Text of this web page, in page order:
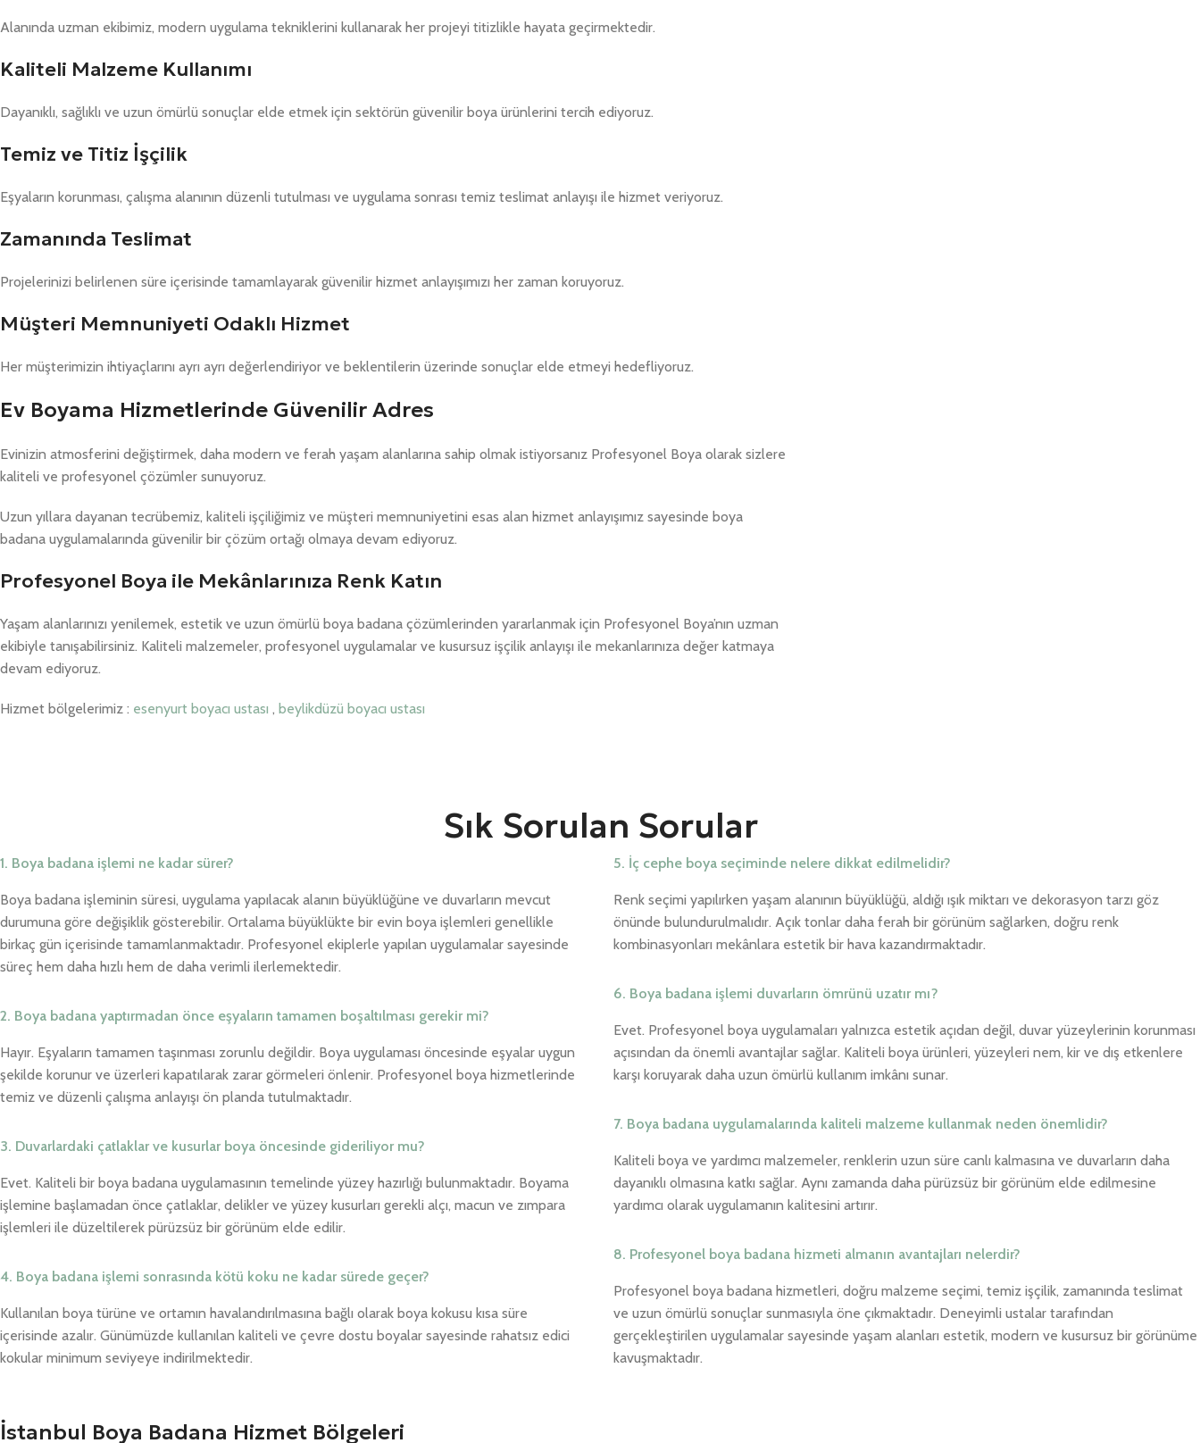
Alanında uzman ekibimiz, modern uygulama tekniklerini kullanarak her projeyi titizlikle hayata geçirmektedir.
Kaliteli Malzeme Kullanımı
Dayanıklı, sağlıklı ve uzun ömürlü sonuçlar elde etmek için sektörün güvenilir boya ürünlerini tercih ediyoruz.
Temiz ve Titiz İşçilik
Eşyaların korunması, çalışma alanının düzenli tutulması ve uygulama sonrası temiz teslimat anlayışı ile hizmet veriyoruz.
Zamanında Teslimat
Projelerinizi belirlenen süre içerisinde tamamlayarak güvenilir hizmet anlayışımızı her zaman koruyoruz.
Müşteri Memnuniyeti Odaklı Hizmet
Her müşterimizin ihtiyaçlarını ayrı ayrı değerlendiriyor ve beklentilerin üzerinde sonuçlar elde etmeyi hedefliyoruz.
Ev Boyama Hizmetlerinde Güvenilir Adres
Evinizin atmosferini değiştirmek, daha modern ve ferah yaşam alanlarına sahip olmak istiyorsanız Profesyonel Boya olarak sizlere
kaliteli ve profesyonel çözümler sunuyoruz.
Uzun yıllara dayanan tecrübemiz, kaliteli işçiliğimiz ve müşteri memnuniyetini esas alan hizmet anlayışımız sayesinde boya
badana uygulamalarında güvenilir bir çözüm ortağı olmaya devam ediyoruz.
Profesyonel Boya ile Mekânlarınıza Renk Katın
Yaşam alanlarınızı yenilemek, estetik ve uzun ömürlü boya badana çözümlerinden yararlanmak için Profesyonel Boya’nın uzman
ekibiyle tanışabilirsiniz. Kaliteli malzemeler, profesyonel uygulamalar ve kusursuz işçilik anlayışı ile mekanlarınıza değer katmaya
devam ediyoruz.
Hizmet bölgelerimiz : esenyurt boyacı ustası , beylikdüzü boyacı ustası
Sık Sorulan Sorular
1. Boya badana işlemi ne kadar sürer?
Boya badana işleminin süresi, uygulama yapılacak alanın büyüklüğüne ve duvarların mevcut
durumuna göre değişiklik gösterebilir. Ortalama büyüklükte bir evin boya işlemleri genellikle
birkaç gün içerisinde tamamlanmaktadır. Profesyonel ekiplerle yapılan uygulamalar sayesinde
süreç hem daha hızlı hem de daha verimli ilerlemektedir.
2. Boya badana yaptırmadan önce eşyaların tamamen boşaltılması gerekir mi?
Hayır. Eşyaların tamamen taşınması zorunlu değildir. Boya uygulaması öncesinde eşyalar uygun
şekilde korunur ve üzerleri kapatılarak zarar görmeleri önlenir. Profesyonel boya hizmetlerinde
temiz ve düzenli çalışma anlayışı ön planda tutulmaktadır.
3. Duvarlardaki çatlaklar ve kusurlar boya öncesinde gideriliyor mu?
Evet. Kaliteli bir boya badana uygulamasının temelinde yüzey hazırlığı bulunmaktadır. Boyama
işlemine başlamadan önce çatlaklar, delikler ve yüzey kusurları gerekli alçı, macun ve zımpara
işlemleri ile düzeltilerek pürüzsüz bir görünüm elde edilir.
4. Boya badana işlemi sonrasında kötü koku ne kadar sürede geçer?
Kullanılan boya türüne ve ortamın havalandırılmasına bağlı olarak boya kokusu kısa süre
içerisinde azalır. Günümüzde kullanılan kaliteli ve çevre dostu boyalar sayesinde rahatsız edici
kokular minimum seviyeye indirilmektedir.
5. İç cephe boya seçiminde nelere dikkat edilmelidir?
Renk seçimi yapılırken yaşam alanının büyüklüğü, aldığı ışık miktarı ve dekorasyon tarzı göz
önünde bulundurulmalıdır. Açık tonlar daha ferah bir görünüm sağlarken, doğru renk
kombinasyonları mekânlara estetik bir hava kazandırmaktadır.
6. Boya badana işlemi duvarların ömrünü uzatır mı?
Evet. Profesyonel boya uygulamaları yalnızca estetik açıdan değil, duvar yüzeylerinin korunması
açısından da önemli avantajlar sağlar. Kaliteli boya ürünleri, yüzeyleri nem, kir ve dış etkenlere
karşı koruyarak daha uzun ömürlü kullanım imkânı sunar.
7. Boya badana uygulamalarında kaliteli malzeme kullanmak neden önemlidir?
Kaliteli boya ve yardımcı malzemeler, renklerin uzun süre canlı kalmasına ve duvarların daha
dayanıklı olmasına katkı sağlar. Aynı zamanda daha pürüzsüz bir görünüm elde edilmesine
yardımcı olarak uygulamanın kalitesini artırır.
8. Profesyonel boya badana hizmeti almanın avantajları nelerdir?
Profesyonel boya badana hizmetleri, doğru malzeme seçimi, temiz işçilik, zamanında teslimat
ve uzun ömürlü sonuçlar sunmasıyla öne çıkmaktadır. Deneyimli ustalar tarafından
gerçekleştirilen uygulamalar sayesinde yaşam alanları estetik, modern ve kusursuz bir görünüme
kavuşmaktadır.
İstanbul Boya Badana Hizmet Bölgeleri